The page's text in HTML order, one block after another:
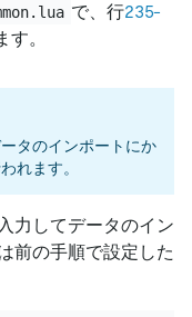
で、行235-
。
タのインポートにか
れます。
力してデータのイン
前の手順で設定した